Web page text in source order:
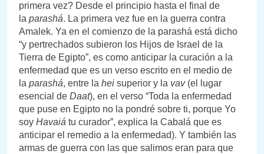
primera vez? Desde el principio hasta el final de
la parashá. La primera vez fue en la guerra contra
Amalek. Ya en el comienzo de la parashá está dicho
“y pertrechados subieron los Hijos de Israel de la
Tierra de Egipto”, es como anticipar la curación a la
enfermedad que es un verso escrito en el medio de
la parashá, entre la hei superior y la vav(el lugar
esencial de Daat), en el verso “Toda la enfermedad
que puse en Egipto no la pondré sobre ti, porque Yo
soy Havaiá tu curador”, explica la Cabalá que es
anticipar el remedio a la enfermedad). Y también las
armas de guerra con las que salimos eran para que